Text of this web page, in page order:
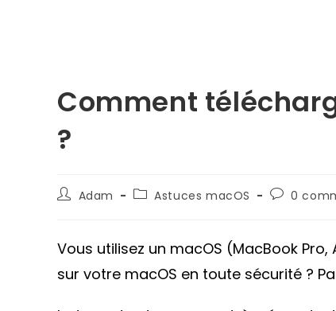
Comment
?
Auteur/autrice
Adam
PostAstuces macOS 0
Vous utilisez un macOS (MacBook
sur votre macOS en toute sécurité ?